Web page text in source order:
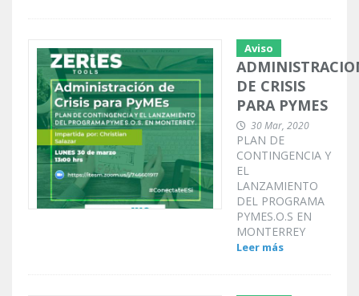
Aviso
DE CRISIS
PARA PYMES
30 Mar, 2020
PLAN DE
CONTINGENCIA Y
EL
LANZAMIENTO
DEL PROGRAMA
PYMES.O.S EN
MONTERREY
Leer más